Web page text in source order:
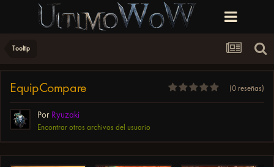
Tooltip
EquipCompare (0 reseñas)
Por Ryuzaki
Encontrar otros archivos del usuario